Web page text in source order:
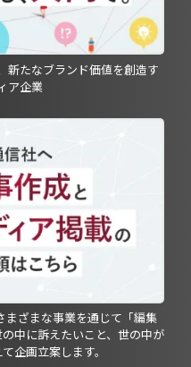
新たなブランド価値を創造す
ア企業
まざまな事業を通じて「編集
中に訴えたいこと、世の中が
企画立案します。